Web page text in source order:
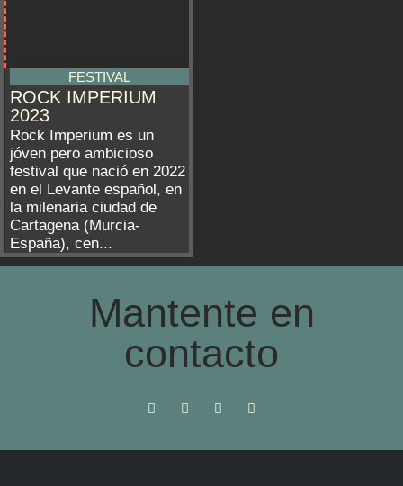
FESTIVAL
ROCK IMPERIUM
2023
Rock Imperium es un
jóven pero ambicioso
festival que nació en 2022
en el Levante español, en
la milenaria ciudad de
Cartagena (Murcia-
España), cen...
Mantente en
contacto